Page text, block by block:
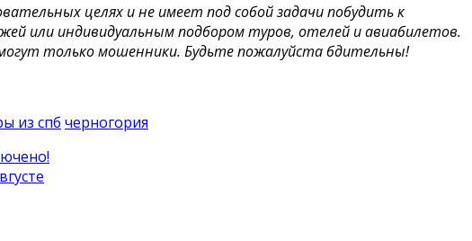
целях и не имеет под собой задачи побудить к
или индивидуальным подбором туров, отелей и авиабилетов.
только мошенники. Будьте пожалуйста бдительны!
из спб черногория